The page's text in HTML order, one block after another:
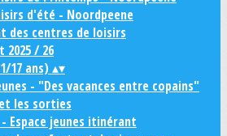
d'été - Noordpeene
des centres de loisirs
2025 / 26
17 ans) ▴▾
- "Des vacances entre copains"
les sorties
Espace jeunes itinérant